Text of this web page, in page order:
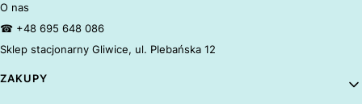
O nas
☎ +48 695 648 086
Sklep stacjonarny Gliwice, ul. Plebańska 12
ZAKUPY